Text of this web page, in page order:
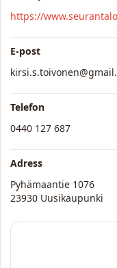
https://
E-post
Telefon
0440 127 687
Adress
Pyhämaantie 1076
23930 Uusikaupunki